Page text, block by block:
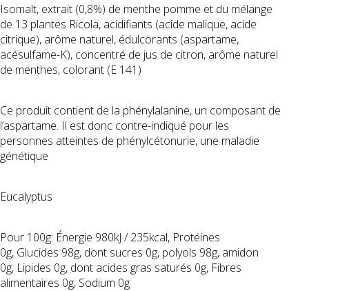
Isomalt, extrait (0,8%) de menthe pomme et du mélange
de 13 plantes Ricola, acidifiants (acide malique, acide
citrique), arôme naturel, édulcorants (aspartame,
acésulfame-K), concentré de jus de citron, arôme naturel
de menthes, colorant (E 141)
Ce produit contient de la phénylalanine, un composant de
l’aspartame. Il est donc contre-indiqué pour les
personnes atteintes de phénylcétonurie, une maladie
génétique
Eucalyptus
Pour 100g: Énergie 980kJ / 235kcal, Protéines
0g, Glucides 98g, dont sucres 0g, polyols 98g, amidon
0g, Lipides 0g, dont acides gras saturés 0g, Fibres
alimentaires 0g, Sodium 0g